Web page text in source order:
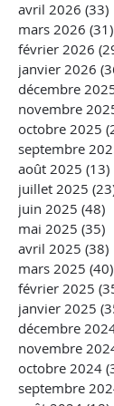
avril 2026 (33)
mars 2026 (31)
février 2026
janvier 2026
décembre
novembre
octobre 2025
septembre
août 2025 (13)
juillet 2025
juin 2025 (48)
mai 2025 (35)
avril 2025 (38)
mars 2025 (40)
février 2025
janvier 2025
décembre
novembre
octobre 2024
septembre